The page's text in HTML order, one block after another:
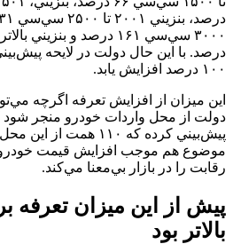
درصد. با اين حال دولت در لايحه
۱۰۰ درصد افزايش يابد.
اين ميزان از افزايش تعرفه اگرچه
دولت از محل واردات خودرو منجر شود
پيش‌بيني كرده كه ۱۱۰
موضوع هم موجب افزايش قيمت
رقابت را در بازار بي‌معنا مي‌كند.
پيش از اين ميزان تعرفه
بالاتر بود